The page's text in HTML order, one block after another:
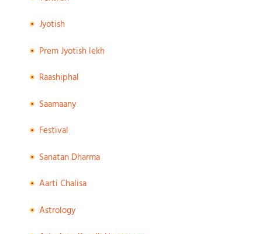
Jyotish
Prem Jyotish lekh
Raashiphal
Saamaany
Festival
Sanatan Dharma
Aarti Chalisa
Astrology